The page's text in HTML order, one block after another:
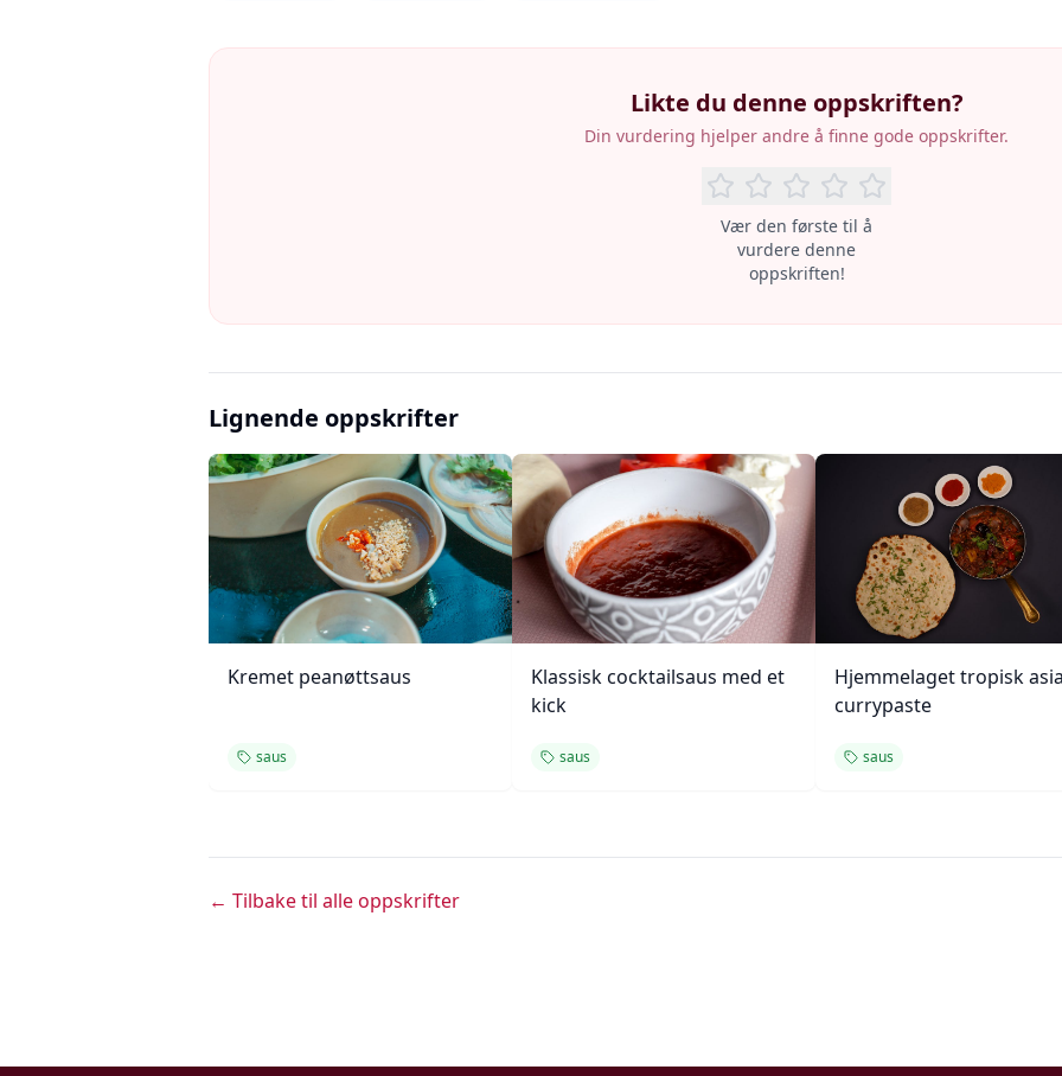
Likte du denne oppskriften?
Din vurdering hjelper andre å finne gode oppskrifter.
Vær den første til å
vurdere denne
oppskriften!
Lignende oppskrifter
Kremet peanøttsaus
saus
Klassisk cocktailsaus med et
kick
saus
Hjemmelaget tropisk
currypaste
saus
← Tilbake til alle oppskrifter